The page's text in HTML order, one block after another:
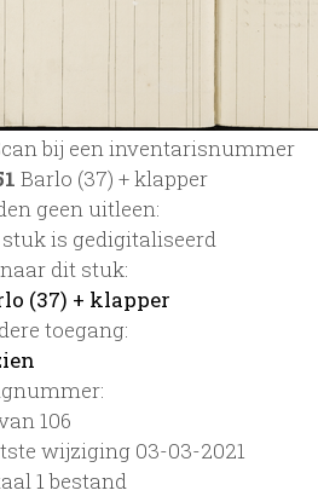
Barlo (37) + klapper
geen uitleen:
is gedigitaliseerd
naar dit stuk:
(37) + klapper
toegang:
106
wijziging 03-03-2021
1 bestand